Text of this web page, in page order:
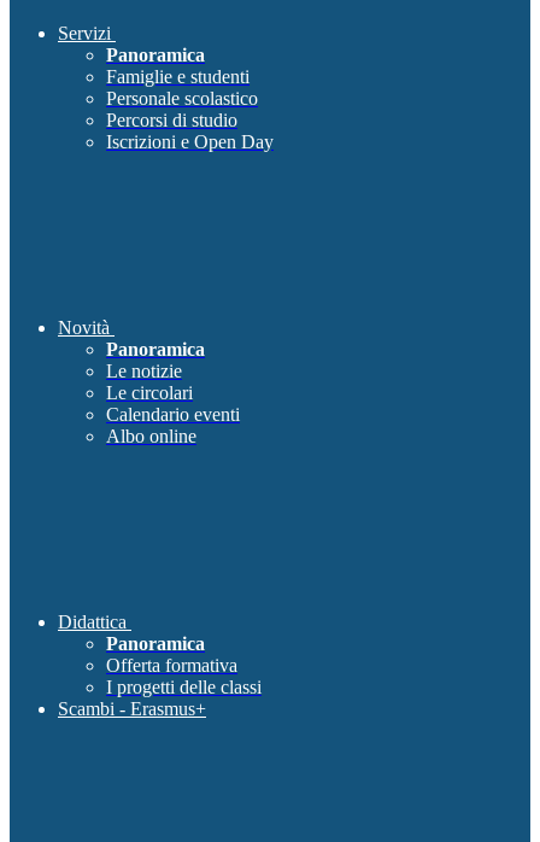
Servizi
Panoramica
Famiglie e studenti
Personale scolastico
Percorsi di studio
Iscrizioni e Open Day
Novità
Panoramica
Le notizie
Le circolari
Calendario eventi
Albo online
Didattica
Panoramica
Offerta formativa
I progetti delle classi
Scambi - Erasmus+